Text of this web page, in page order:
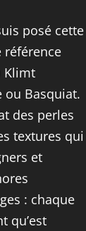
posé cette
référence
Klimt
ou Basquiat.
des perles
textures qui
et
: chaque
qu’est